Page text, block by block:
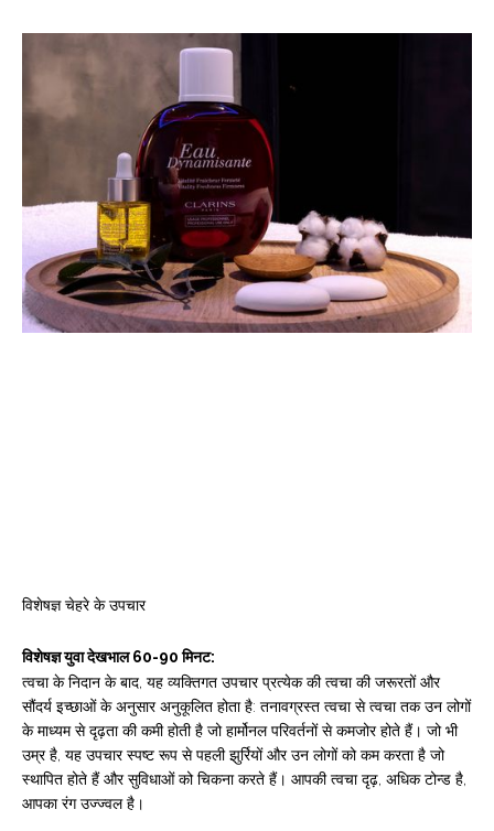
विशेषज्ञ चेहरे के उपचार
विशेषज्ञ युवा देखभाल 60-90 मिनट:
त्वचा के निदान के बाद, यह व्यक्तिगत उपचार प्रत्येक की त्वचा की जरूरतों और
सौंदर्य इच्छाओं के अनुसार अनुकूलित होता है: तनावग्रस्त त्वचा से त्वचा तक उन लोगों
के माध्यम से दृढ़ता की कमी होती है जो हार्मोनल परिवर्तनों से कमजोर होते हैं। जो भी
उम्र है, यह उपचार स्पष्ट रूप से पहली झुर्रियों और उन लोगों को कम करता है जो
स्थापित होते हैं और सुविधाओं को चिकना करते हैं। आपकी त्वचा दृढ़, अधिक टोन्ड है,
आपका रंग उज्ज्वल है।